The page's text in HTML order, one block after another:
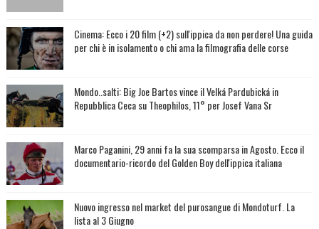
Cinema: Ecco i 20 film (+2) sull'ippica da non perdere! Una guida
per chi è in isolamento o chi ama la filmografia delle corse
Mondo..salti: Big Joe Bartos vince il Velká Pardubická in
Repubblica Ceca su Theophilos, 11° per Josef Vana Sr
Marco Paganini, 29 anni fa la sua scomparsa in Agosto. Ecco il
documentario-ricordo del Golden Boy dell'ippica italiana
Nuovo ingresso nel market del purosangue di Mondoturf. La
lista al 3 Giugno